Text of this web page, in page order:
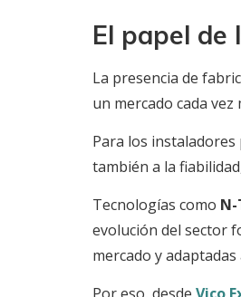
El papel de
La presencia de
un mercado cada
Para los
también a la
Tecnologías como
evolución del sector
mercado y